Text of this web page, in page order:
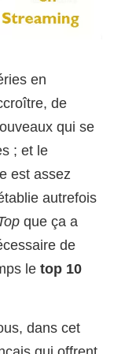
en
de
qui se
; et le
est assez
autrefois
que ça a
de
le top 10
dans cet